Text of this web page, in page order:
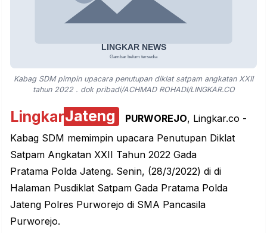
Kabag SDM pimpin upacara penutupan diklat satpam angkatan XXII
tahun 2022 . dok pribadi/ACHMAD ROHADI/LINGKAR.CO
LingkarJateng PURWOREJO, Lingkar.co -
Kabag SDM memimpin upacara Penutupan Diklat
Satpam Angkatan XXII Tahun 2022 Gada
Pratama Polda Jateng. Senin, (28/3/2022) di di
Halaman Pusdiklat Satpam Gada Pratama Polda
Jateng Polres Purworejo di SMA Pancasila
Purworejo.